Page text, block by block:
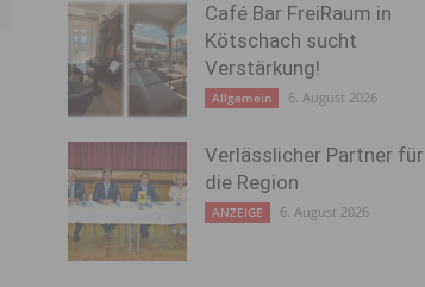
Café Bar FreiRaum in
Kötschach sucht
Verstärkung!
Allgemein 6. August 2026
Verlässlicher Partner für
die Region
ANZEIGE 6. August 2026